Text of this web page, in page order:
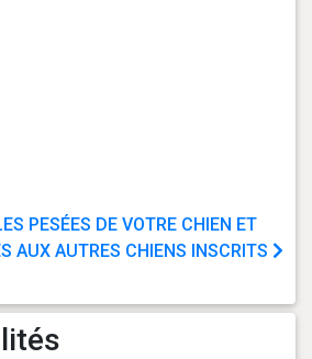
PESÉES DE VOTRE CHIEN ET
AUX AUTRES CHIENS INSCRITS